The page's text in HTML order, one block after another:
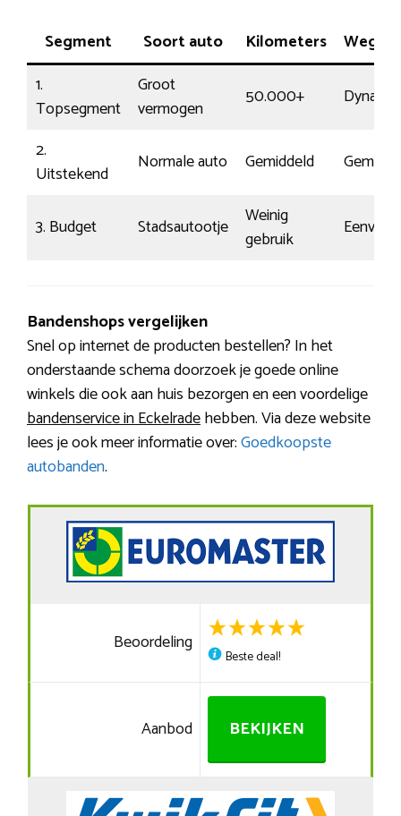
Segment Soort auto Kilometers
1.
Topsegment
Groot
vermogen
50.000+
2.
Uitstekend
Normale auto Gemiddeld
3. Budget Stadsautootje
Weinig
gebruik
Bandenshops vergelijken
Snel op internet de producten bestellen? In het
onderstaande schema doorzoek je goede online
winkels die ook aan huis bezorgen en een voordelige
bandenservice in Eckelradehebben. Via deze website
lees je ook meer informatie over:Goedkoopste
autobanden.
Beoordeling
Beste deal!
Aanbod BEKIJKEN